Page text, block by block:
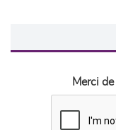
Merci